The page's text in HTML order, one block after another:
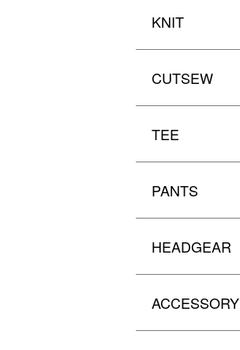
KNIT
CUTSEW
TEE
PANTS
HEADGEAR
ACCESSORY